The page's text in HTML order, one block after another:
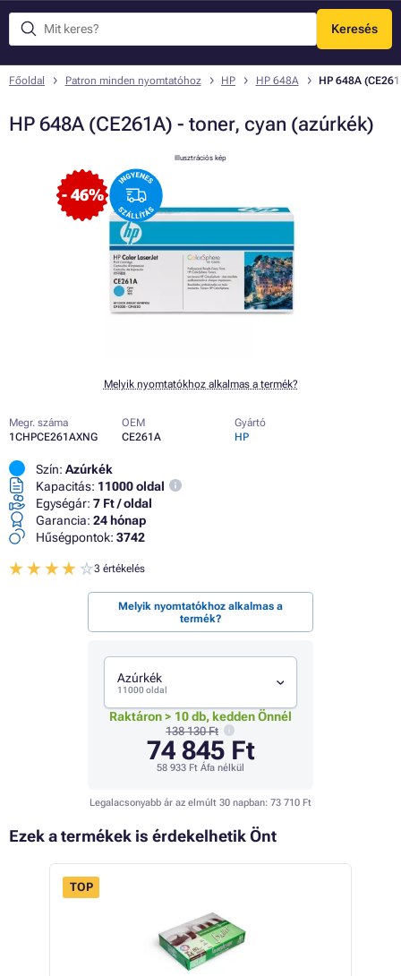
Keresés
Menü
Főoldal Patron minden nyomtatóhoz HP HP 648A HP 648A
HP 648A (CE261A) - toner, cyan (azúrkék)
- 46%
Illusztrációs kép
Melyik nyomtatókhoz alkalmas a termék?
Megr. száma
1CHPCE261AXNG
OEM
CE261A
Gyártó
HP
Szín: Azúrkék
Kapacitás: 11000 oldal
Egységár: 7 Ft / oldal
Garancia: 24 hónap
Hűségpontok: 3742
3 értékelés
Melyik nyomtatókhoz alkalmas a
termék?
Azúrkék
11000 oldal
Raktáron > 10 db, kedden Önnél
138 130 Ft
74 845 Ft
58 933 Ft Áfa nélkül
Legalacsonyabb ár az elmúlt 30 napban: 73 710 Ft
Ezek a termékek is érdekelhetik Önt
TOP